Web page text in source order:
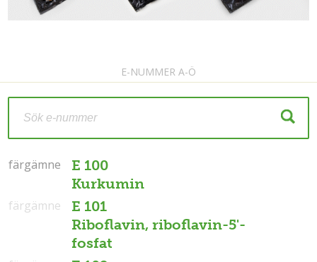
E-NUMMER A-Ö
E 100
Kurkumin
färgämne
färgämne
E 101
Riboflavin, riboflavin-5'-
fosfat
färgämne